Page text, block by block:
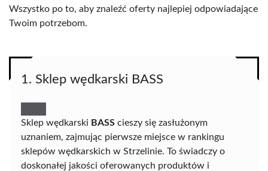
Wszystko po to, aby znaleźć oferty najlepiej odpowiadające
Twoim potrzebom.
1. Sklep wędkarski BASS
Sklep wędkarski BASS cieszy się zasłużonym
uznaniem, zajmując pierwsze miejsce w rankingu
sklepów wędkarskich w Strzelinie. To świadczy o
doskonałej jakości oferowanych produktów i